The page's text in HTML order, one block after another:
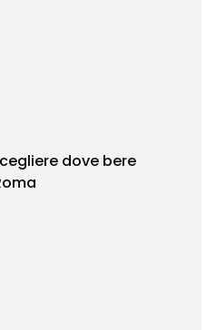
dove bere